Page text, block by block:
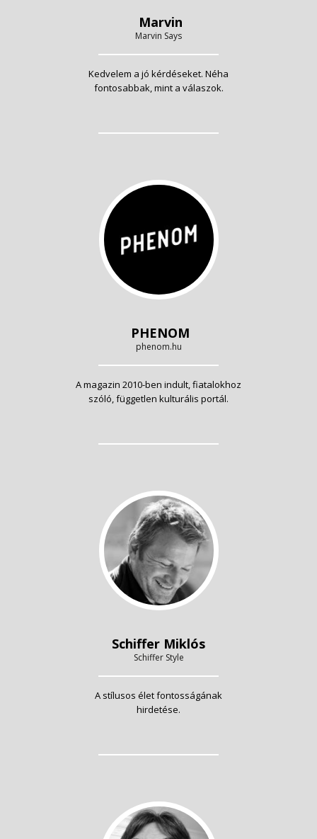
Marvin
Marvin Says
Kedvelem a jó kérdéseket. Néha
fontosabbak, mint a válaszok.
PHENOM
phenom.hu
A magazin 2010-ben indult, fiatalokhoz
szóló, független kulturális portál.
Schiffer Miklós
Schiffer Style
A stílusos élet fontosságának
hirdetése.